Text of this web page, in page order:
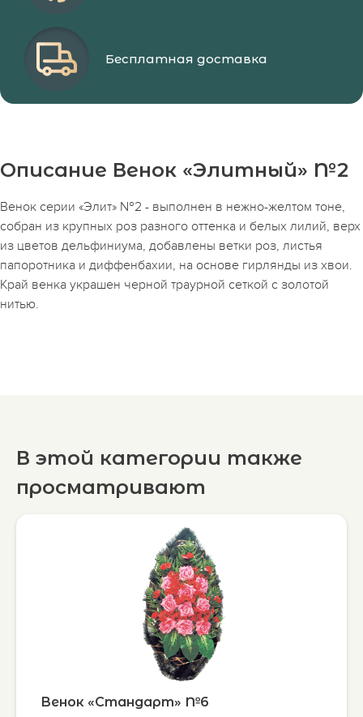
Бесплатная доставка
Описание Венок «Элитный» №2
Венок серии «Элит» №2 - выполнен в нежно-желтом тоне,
собран из крупных роз разного оттенка и белых лилий, верх
из цветов дельфиниума, добавлены ветки роз, листья
папоротника и диффенбахии, на основе гирлянды из хвои.
Край венка украшен черной траурной сеткой с золотой
нитью.
В этой категории также
просматривают
Венок «Стандарт» №6